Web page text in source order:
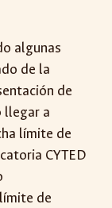
algunas
de la
de
llegar a
límite de
CYTED
de